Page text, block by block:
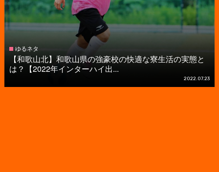
ゆるネタ
【和歌山北】和歌山県の強豪校の快適な寮生活の実態と
は？【2022年インターハイ出...
2022.07.23